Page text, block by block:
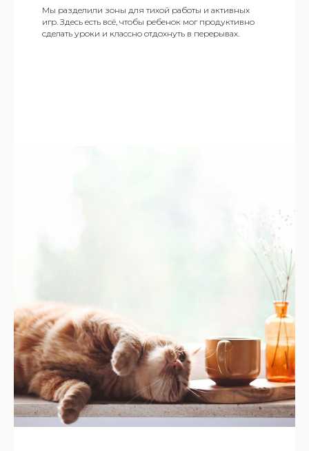
Мы разделили зоны для тихой работы и активных
игр. Здесь есть всё, чтобы ребенок мог продуктивно
сделать уроки и классно отдохнуть в перерывах.